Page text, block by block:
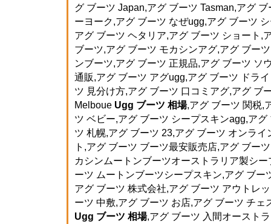
グ ブーツ Japan,アグ ブーツ Tasman,アグ
ーヨーク,アグ ブーツ なぜugg,アグ ブーツ
アグ ブーツ ヘタリア,アグ ブーツ ショート,
ブーツ,アグ ブーツ モカシンアグ,アグ ブー
ンブーツ,アグ ブーツ 正規品,アグ ブーツ ソ
通販,アグ ブーツ アグugg,アグ ブーツ ドラ
ツ 見分け方,アグ ブーツ 口コミアグ,アグ ブ
Melboue Ugg ブーツ 相場,アグ ブーツ 関税,
ツ ベビー,アグ ブーツ シープスキンagg,ア
ツ 札幌,アグ ブーツ 23,アグ ブーツ オンラ
ト,アグ ブーツ ブーツ最安販売店,アグ ブー
カシンムートンブーツオーストラリア製シ
ーツ ムートンブーツシープスキン,アグ ブー
アグ ブーツ 株式会社,アグ ブーツ アウトレ
ーツ 中敷,アグ ブーツ お店,アグ ブーツ チェ
Ugg ブーツ 相場,アグ ブーツ 入間オースト